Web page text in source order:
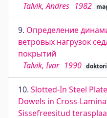
Talvik, Andres 1982
9. Определение
ветровых нагрузок
покрытий
Talvik, Ivar 1990
10. Slotted-In Steel
Dowels in Cross-
Sissefreesitud